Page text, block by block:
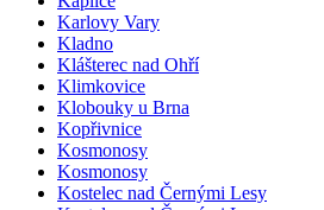
Karlovy Vary
Kladno
Klášterec nad Ohří
Klimkovice
Klobouky u Brna
Kopřivnice
Kosmonosy
Kosmonosy
Kostelec nad Černými Lesy